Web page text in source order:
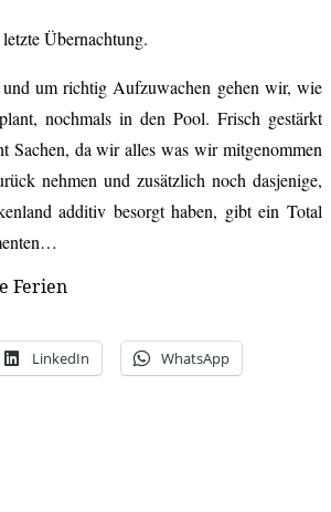
Übernachtung.
um richtig Aufzuwachen gehen wir, wie
nochmals in den Pool. Frisch gestärkt
Sachen, da wir alles was wir mitgenommen
nehmen und zusätzlich noch dasjenige,
additiv besorgt haben, gibt ein Total
Ferien
LinkedIn WhatsApp